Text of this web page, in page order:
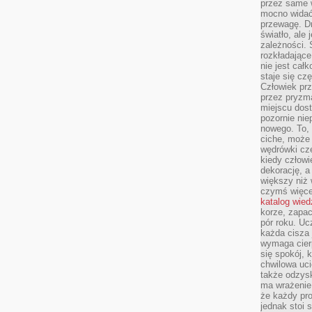
przez same
mocno
przewagę.
światło, ale
zależności.
nie jest
staje się
Człowiek
przez
miejscu
pozornie
nowego.
ciche, może
wędrówki
kiedy
dekorację,
większy niż
czymś
katalog
korze,
pór roku.
każda
wymaga
się spokój,
chwilowa
także
ma
że każdy
jednak stoi